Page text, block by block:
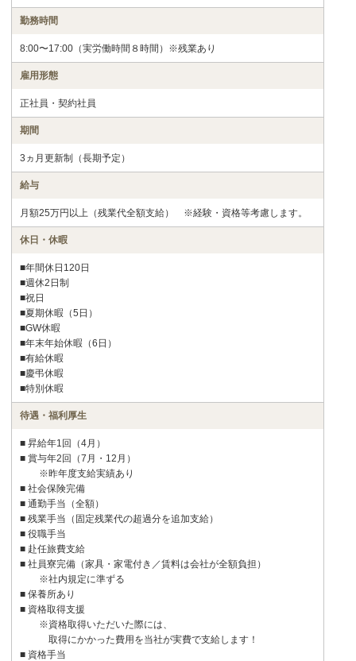
勤務時間
8:00〜17:00（実労働時間８時間）※残業あり
雇用形態
正社員・契約社員
期間
3ヵ月更新制（長期予定）
給与
月額25万円以上（残業代全額支給） ※経験・資格等考慮します。
休日・休暇
■年間休日120日
■週休2日制
■祝日
■夏期休暇（5日）
■GW休暇
■年末年始休暇（6日）
■有給休暇
■慶弔休暇
■特別休暇
待遇・福利厚生
■ 昇給年1回（4月）
■ 賞与年2回（7月・12月）
※昨年度支給実績あり
■ 社会保険完備
■ 通勤手当（全額）
■ 残業手当（固定残業代の超過分を追加支給）
■ 役職手当
■ 赴任旅費支給
■ 社員寮完備（家具・家電付き／賃料は会社が全額負担）
※社内規定に準ずる
■ 保養所あり
■ 資格取得支援
※資格取得いただいた際には、
取得にかかった費用を当社が実費で支給します！
■ 資格手当